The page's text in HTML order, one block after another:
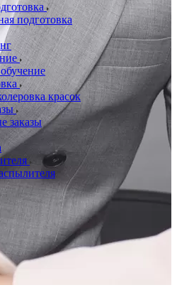
подготовка
красок
заказы